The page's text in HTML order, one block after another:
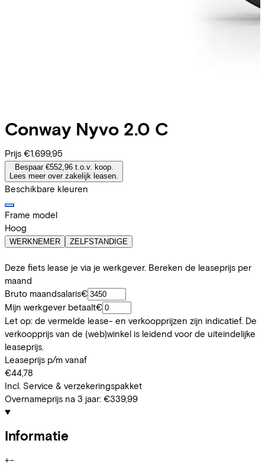
Conway Nyvo 2.0 C
Prijs €1.699,95
Bespaar €552,96 t.o.v. koop.
Lees meer over zakelijk leasen.
Beschikbare kleuren
Frame model
Hoog
WERKNEMER ZELFSTANDIGE
Deze fiets lease je via je werkgever. Bereken de leaseprijs per
maand
Bruto maandsalaris€
Mijn werkgever betaalt€
Let op: de vermelde lease- en verkoopprijzen zijn indicatief. De
verkoopprijs van de (web)winkel is leidend voor de uiteindelijke
leaseprijs.
Leaseprijs p/m vanaf
€44,78
Incl. Service & verzekeringspakket
Overnameprijs na 3 jaar: €339,99
Informatie
+−